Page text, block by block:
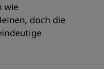
wie
doch die